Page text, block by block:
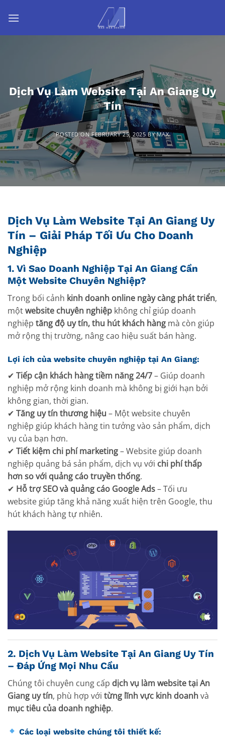
Dịch Vụ Làm Website Tại An Giang Uy
Tín
POSTED ONFEBRUARY 25, 2025 BYMAX
Dịch Vụ Làm Website Tại An Giang Uy
Tín – Giải Pháp Tối Ưu Cho Doanh
Nghiệp
1. Vì Sao Doanh Nghiệp Tại An Giang Cần
Một Website Chuyên Nghiệp?
Trong bối cảnh kinh doanh online ngày càng phát triển,
mộtwebsite chuyên nghiệp không chỉ giúp doanh
nghiệp tăng độ uy tín, thu hút khách hàng mà còn giúp
mở rộng thị trường, nâng cao hiệu suất bán hàng.
Lợi ích của website chuyên nghiệp tại An Giang:
✔ Tiếp cận khách hàng tiềm năng 24/7– Giúp doanh
nghiệp mở rộng kinh doanh mà không bị giới hạn bởi
không gian, thời gian.
✔ Tăng uy tín thương hiệu – Một website chuyên
nghiệp giúp khách hàng tin tưởng vào sản phẩm, dịch
vụ của bạn hơn.
✔ Tiết kiệm chi phí marketing– Website giúp doanh
nghiệp quảng bá sản phẩm, dịch vụ với chi phí thấp
hơn so với quảng cáo truyền thống.
✔ Hỗ trợ SEO và quảng cáo Google Ads– Tối ưu
website giúp tăng khả năng xuất hiện trên Google, thu
hút khách hàng tự nhiên.
2. Dịch Vụ Làm Website Tại An Giang Uy Tín
– Đáp Ứng Mọi Nhu Cầu
Chúng tôi chuyên cung cấp dịch vụ làm website tại An
Giang uy tín, phù hợp với từng lĩnh vực kinh doanhvà
mục tiêu của doanh nghiệp.
Các loại website chúng tôi thiết kế: